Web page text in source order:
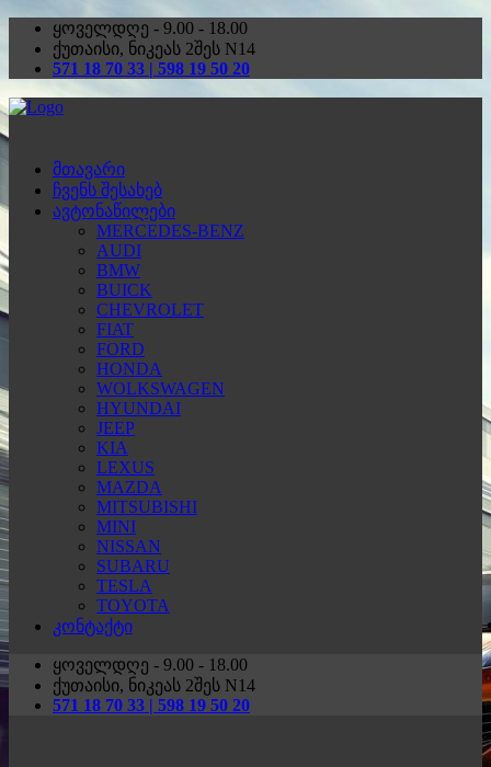
ყოველდღე - 9.00 - 18.00
ქუთაისი, ნიკეას 2შეს N14
571 18 70 33 | 598 19 50 20
მთავარი
ჩვენს შესახებ
ავტონაწილები
MERCEDES-BENZ
AUDI
BMW
BUICK
CHEVROLET
FIAT
FORD
HONDA
WOLKSWAGEN
HYUNDAI
JEEP
KIA
LEXUS
MAZDA
MITSUBISHI
MINI
NISSAN
SUBARU
TESLA
TOYOTA
კონტაქტი
ყოველდღე - 9.00 - 18.00
ქუთაისი, ნიკეას 2შეს N14
571 18 70 33 | 598 19 50 20